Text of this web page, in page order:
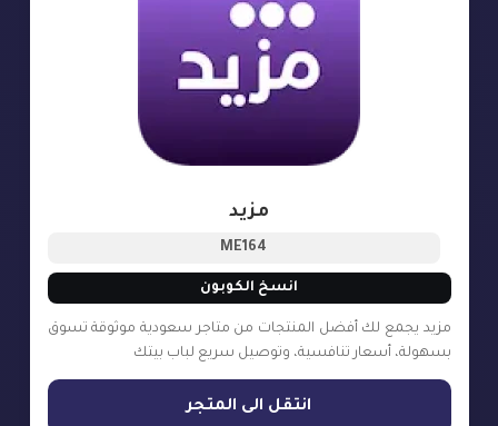
مزيد
ME164
انسخ الكوبون
مزيد يجمع لك أفضل المنتجات من متاجر سعودية موثوقة تسوق
بسهولة، أسعار تنافسية، وتوصيل سريع لباب بيتك
انتقل الى المتجر